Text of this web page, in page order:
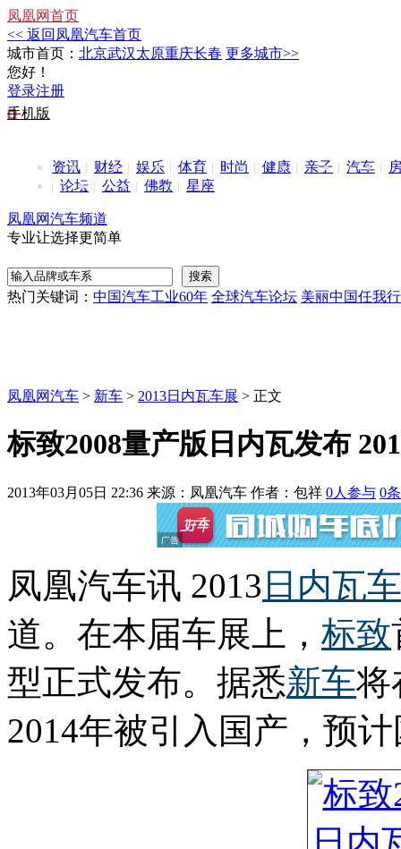
凤凰网首页
<< 返回凤凰汽车首页
城市首页： 北京武汉太原重庆长春 更多城市>>
您好！
登录注册
手机版
资讯 财经 娱乐 体育 时尚 健康 亲子 汽车
论坛
公益 佛教 星座
凤凰网汽车频道
专业让选择更简单
热门关键词： 中国汽车工业60年 全球汽车论坛 美丽中国任我行
凤凰网汽车 > 新车 > 2013日内瓦车展 > 正文
标致2008量产版日内瓦发布
2013年03月05日 22:36 来源：凤凰汽车 作者： 包祥 0人参与 0
凤凰汽车讯 2013 日内瓦
道。在本届车展上， 标致
型正式发布。据悉新车将
2014年被引入国产，预